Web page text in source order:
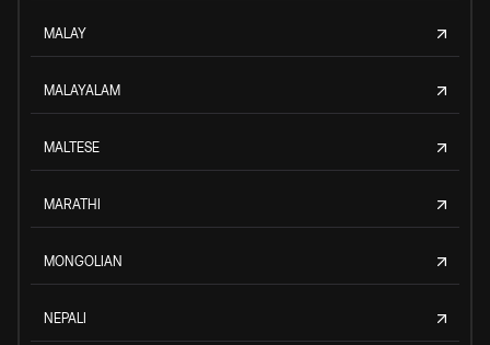
MALAY
MALAYALAM
MALTESE
MARATHI
MONGOLIAN
NEPALI